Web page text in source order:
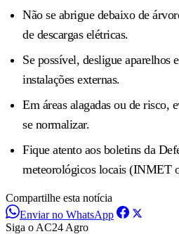
Não se abrigue debaixo de
de descargas elétricas.
Se possível, desligue aparelhos
instalações externas.
Em áreas alagadas ou de risco,
se normalizar.
Fique atento aos boletins da
meteorológicos locais (INMET
Compartilhe esta notícia
Enviar no WhatsApp
Siga o AC24 Agro